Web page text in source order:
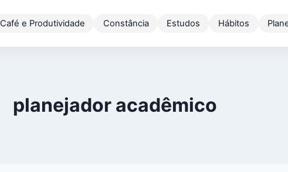
Café e Produtividade Constância Estudos Hábitos
planejador acadêmico